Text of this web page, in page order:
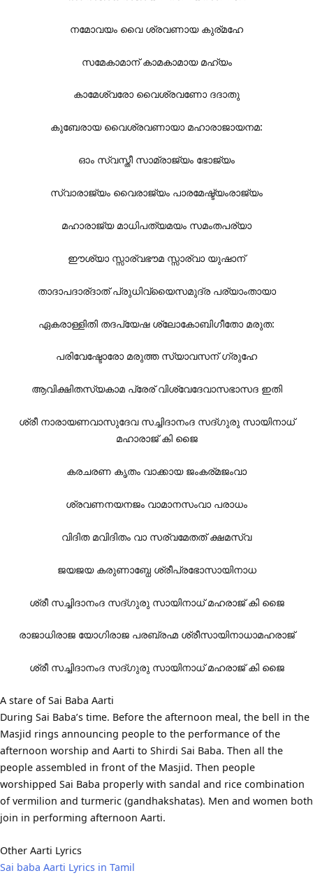
നമോവയം വൈ ശ്രവണായ കുര്മഹേ
സമേകാമാന് കാമകാമായ മഹ്യം
കാമേശ്വരോ വൈശ്രവണോ ദദാതു
കുബേരായ വൈശ്രവണായാ മഹാരാജായനമ:
ഓം സ്വസ്തീ സാമ്രാജ്യം ഭോജ്യം
സ്വാരാജ്യം വൈരാജ്യം പാരമേഷ്ട്യംരാജ്യം
മഹാരാജ്യ മാധിപത്യമയം സമംതപര്യാ
ഈശ്യാ സ്സാര്വഭൗമ സ്സാര്വാ യുഷാന്
താദാപദാര്ദാത് പ്രുധിവ്യൈസമുദ്ര പര്യാംതായാ
ഏകരാള്ളിതി തദപ്യേഷ ശ്ലോകോബിഗീതോ മരുത:
പരിവേഷ്ടോരോ മരുത്ത സ്യാവസന് ഗ്രുഹേ
ആവിക്ഷിതസ്യകാമ പ്രേര് വിശ്വേദേവാസഭാസദ ഇതി
ശ്രീ നാരായണവാസുദേവ സച്ചിദാനംദ സദ്ഗുരു സായിനാധ്
മഹാരാജ് കി ജൈ
കരചരണ കൃതം വാക്കായ ജംകര്മജംവാ
ശ്രവണനയനജം വാമാനസംവാ പരാധം
വിദിത മവിദിതം വാ സര്വമേതത് ക്ഷമസ്വ
ജയജയ കരുണാബ്ധേ ശ്രീപ്രഭോസായിനാധ
ശ്രീ സച്ചിദാനംദ സദ്ഗുരു സായിനാധ് മഹരാജ് കി ജൈ
രാജാധിരാജ യോഗിരാജ പരബ്രഹ്മ ശ്രീസായിനാധാമഹരാജ്
ശ്രീ സച്ചിദാനംദ സദ്ഗുരു സായിനാധ് മഹരാജ് കി ജൈ
A stare of Sai Baba Aarti
During Sai Baba’s time. Before the afternoon meal, the bell in the
Masjid rings announcing people to the performance of the
afternoon worship and Aarti to Shirdi Sai Baba. Then all the
people assembled in front of the Masjid. Then people
worshipped Sai Baba properly with sandal and rice combination
of vermilion and turmeric (gandhakshatas). Men and women both
join in performing afternoon Aarti.
Other Aarti Lyrics
Sai baba Aarti Lyrics in Tamil